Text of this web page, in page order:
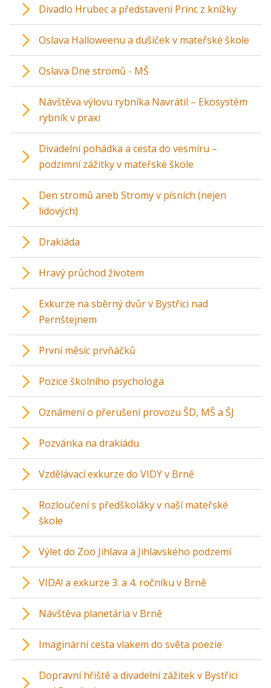
Divadlo Hrubec a představení Princ z knížky
Oslava Halloweenu a dušiček v mateřské škole
Oslava Dne stromů - MŠ
Návštěva výlovu rybníka Navrátil – Ekosystém
rybník v praxi
Divadelní pohádka a cesta do vesmíru –
podzimní zážitky v mateřské škole
Den stromů aneb Stromy v písních (nejen
lidových)
Drakiáda
Hravý průchod životem
Exkurze na sběrný dvůr v Bystřici nad
Pernštejnem
První měsíc prvňáčků
Pozice školního psychologa
Oznámení o přerušení provozu ŠD, MŠ a ŠJ
Pozvánka na drakiádu
Vzdělávací exkurze do VIDY v Brně
Rozloučení s předškoláky v naší mateřské
škole
Výlet do Zoo Jihlava a Jihlavského podzemí
VIDA! a exkurze 3. a 4. ročníku v Brně
Návštěva planetária v Brně
Imaginární cesta vlakem do světa poezie
Dopravní hřiště a divadelní zážitek v Bystřici